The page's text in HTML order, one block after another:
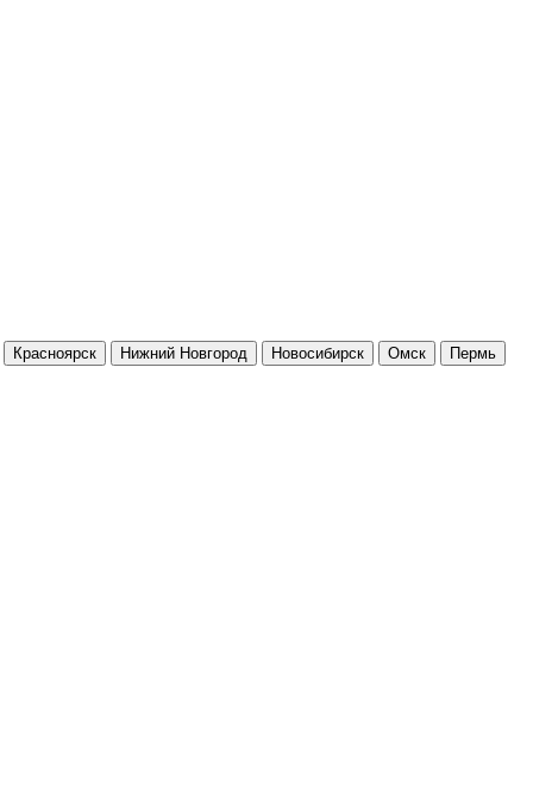
Красноярск Нижний Новгород Новосибирск Омск
Пермь